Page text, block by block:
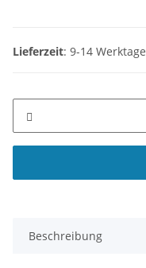
Lieferzeit: 9-14 Werktage
Beschreibung